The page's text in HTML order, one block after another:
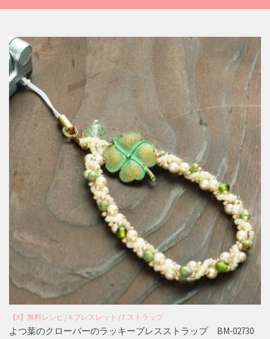
【3】無料レシピ /4.ブレスレット /7.ストラップ
よつ葉のクローバーのラッキーブレスストラップ BM-02730